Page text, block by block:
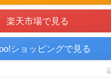
楽天市場で見る
ショッピングで見る